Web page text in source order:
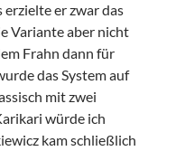
erzielte er zwar das
Variante aber nicht
Frahn dann für
das System auf
mit zwei
würde ich
kam schließlich